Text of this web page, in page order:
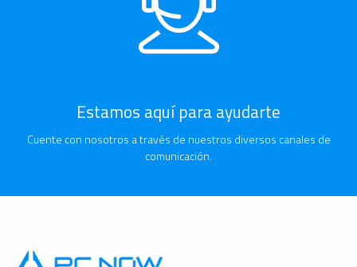
Estamos aquí para ayudarte
Cuente con nosotros a través de nuestros diversos canales de
comunicación.